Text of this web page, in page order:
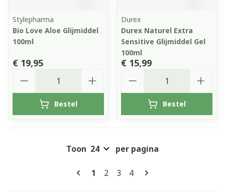
Stylepharma
Bio Love Aloe Glijmiddel
100ml
€ 19,95
Bestel
Durex
Durex Naturel Extra
Sensitive Glijmiddel Gel
100ml
€ 15,99
Bestel
Pagina's
U lees momenteel pagina
1 Pagina
2 Pagina
3 Pagina
4
Toon per pagina